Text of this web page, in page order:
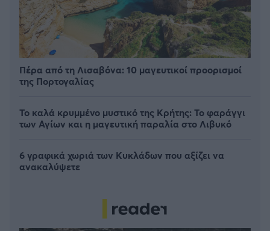
Πέρα από τη Λισαβόνα: 10 μαγευτικοί προορισμοί
της Πορτογαλίας
Το καλά κρυμμένο μυστικό της Κρήτης: Το φαράγγι
των Αγίων και η μαγευτική παραλία στο Λιβυκό
6 γραφικά χωριά των Κυκλάδων που αξίζει να
ανακαλύψετε